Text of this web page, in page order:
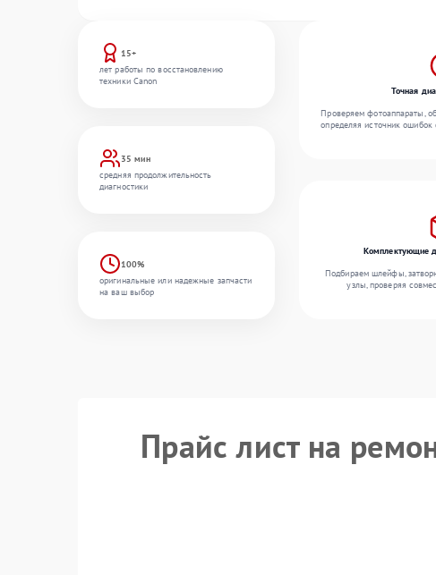
15+
лет работы по восстановлению
техники Canon
35 мин
средняя продолжительность
диагностики
100%
оригинальные или надежные запчасти
на ваш выбор
Точная
Проверяем фотоаппараты,
определяя источник ошибок
Комплектующие
Подбираем шлейфы,
узлы, проверяя
Прайс лист на